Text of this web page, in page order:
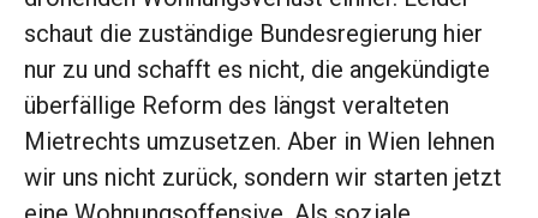
schaut die zuständige Bundesregierung hier
nur zu und schafft es nicht, die angekündigte
überfällige Reform des längst veralteten
Mietrechts umzusetzen. Aber in Wien lehnen
wir uns nicht zurück, sondern wir starten jetzt